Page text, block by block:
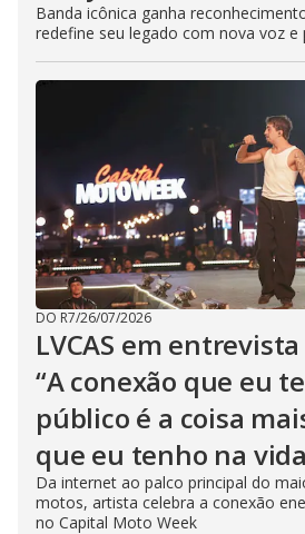
Banda icônica ganha
redefine seu legado com nova voz e
DO R7/26/07/2026
LVCAS em
“A conexão que eu
público é a coisa
que eu tenho na
Da internet ao palco principal do
motos, artista celebra a conexão
no Capital Moto Week